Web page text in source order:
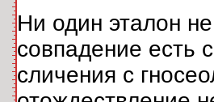
Ни один эталон
совпадение есть
сличения с